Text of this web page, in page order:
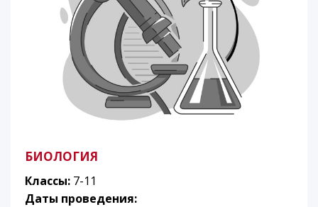
БИОЛОГИЯ
Классы: 7-11
Даты проведения: